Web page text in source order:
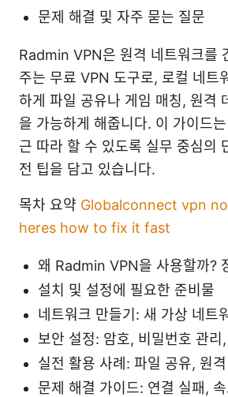
문제 해결 및 자주 묻는 질문
Radmin VPN은 원격 네트워크를
주는 무료 VPN 도구로, 로컬 네트
하게 파일 공유나 게임 매칭, 원격
을 가능하게 해줍니다. 이 가이드
근 따라 할 수 있도록 실무 중심의
전 팁을 담고 있습니다.
목차 요약 Globalconnect vpn
heres how to fix it fast
왜 Radmin VPN을 사용할까?
설치 및 설정에 필요한 준비물
네트워크 만들기: 새 가상 네트
보안 설정: 암호, 비밀번호 관리
실전 활용 사례: 파일 공유, 원
문제 해결 가이드: 연결 실패,